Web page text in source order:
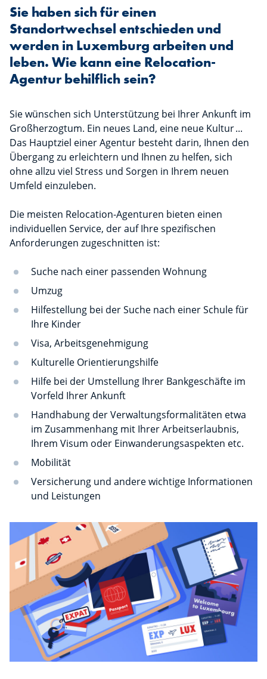
Sie haben sich für einen
Standortwechsel entschieden und
werden in Luxemburg arbeiten und
leben. Wie kann eine Relocation-
Agentur behilflich sein?
Sie wünschen sich Unterstützung bei Ihrer Ankunft im
Großherzogtum. Ein neues Land, eine neue Kultur ...
Das Hauptziel einer Agentur besteht darin, Ihnen den
Übergang zu erleichtern und Ihnen zu helfen, sich
ohne allzu viel Stress und Sorgen in Ihrem neuen
Umfeld einzuleben.
Die meisten Relocation-Agenturen bieten einen
individuellen Service, der auf Ihre spezifischen
Anforderungen zugeschnitten ist:
Suche nach einer passenden Wohnung
Umzug
Hilfestellung bei der Suche nach einer Schule für
Ihre Kinder
Visa, Arbeitsgenehmigung
Kulturelle Orientierungshilfe
Hilfe bei der Umstellung Ihrer Bankgeschäfte im
Vorfeld Ihrer Ankunft
Handhabung der Verwaltungsformalitäten etwa
im Zusammenhang mit Ihrer Arbeitserlaubnis,
Ihrem Visum oder Einwanderungsaspekten etc.
Mobilität
Versicherung und andere wichtige Informationen
und Leistungen